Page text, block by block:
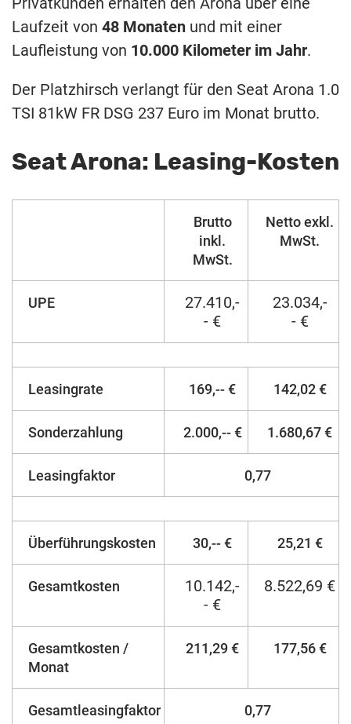
Laufzeit von 48 Monaten und mit einer
Laufleistung von 10.000 Kilometer im Jahr.
Der Platzhirsch verlangt für den Seat Arona 1.0
TSI 81kW FR DSG 237 Euro im Monat brutto.
Seat Arona: Leasing-Kosten
Brutto
inkl.
MwSt.
Netto exkl.
MwSt.
UPE
27.410,-
- €
23.034,-
- €
Leasingrate 169,-- € 142,02 €
Sonderzahlung 2.000,-- € 1.680,67 €
Leasingfaktor 0,77
Überführungskosten 30,-- € 25,21 €
Gesamtkosten
10.142,-
- €
8.522,69 €
Gesamtkosten /
Monat
211,29 € 177,56 €
Gesamtleasingfaktor 0,77